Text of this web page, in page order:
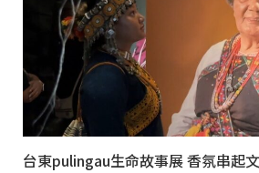
台東pulingau生命故事展 香氛串起